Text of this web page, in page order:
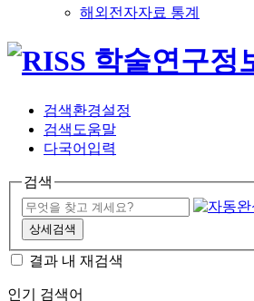
해외전자자료 통계
검색환경설정
검색도움말
다국어입력
검색
상세검색
결과 내 재검색
인기 검색어